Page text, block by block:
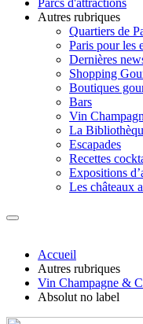
Parcs d'attractions
Autres rubriques
Quartiers de
Paris pour les
Dernières
Shopping
Boutiques
Bars
Vin
La
Escapades
Recettes
Expositions
Les châteaux
Accueil
Autres rubriques
Vin Champagne &
Absolut no label